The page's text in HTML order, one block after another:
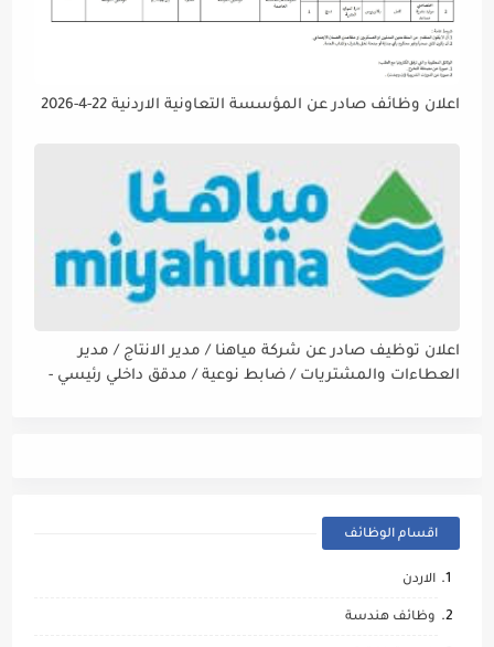
اعلان وظائف صادر عن المؤسسة التعاونية الاردنية 22-4-2026
اعلان توظيف صادر عن شركة مياهنا / مدير الانتاج / مدير
العطاءات والمشتريات / ضابط نوعية / مدقق داخلي رئيسي -
اقسام الوظائف
الاردن
وظائف هندسة